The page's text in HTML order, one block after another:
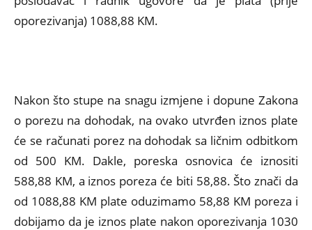
oporezivanja) 1088,88 KM.
Nakon što stupe na snagu izmjene i dopune Zakona
o porezu na dohodak, na ovako utvrđen iznos plate
će se računati porez na dohodak sa ličnim odbitkom
od 500 KM. Dakle, poreska osnovica će iznositi
588,88 KM, a iznos poreza će biti 58,88. Što znači da
od 1088,88 KM plate oduzimamo 58,88 KM poreza i
dobijamo da je iznos plate nakon oporezivanja 1030